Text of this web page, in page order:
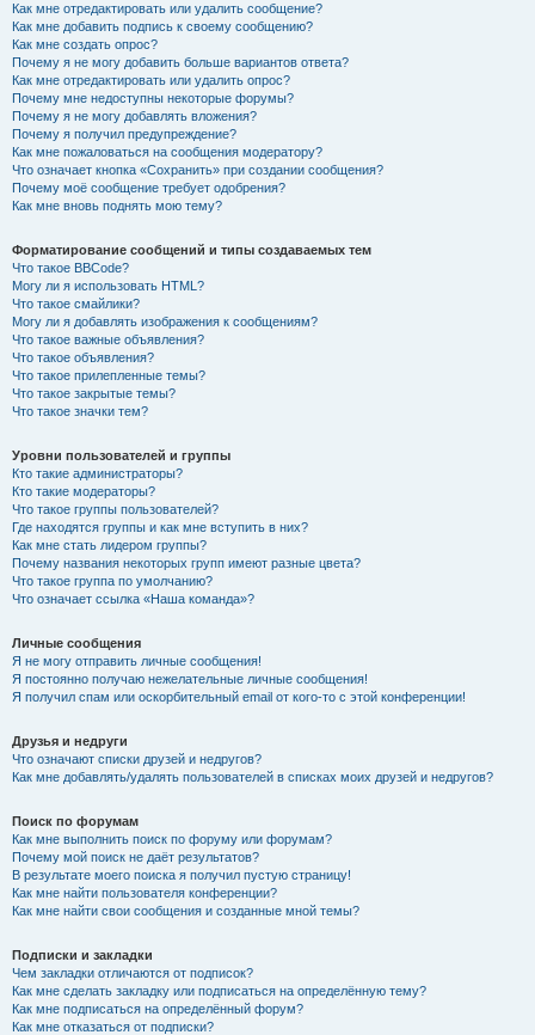
Как мне отредактировать или удалить сообщение?
Как мне добавить подпись к своему сообщению?
Как мне создать опрос?
Почему я не могу добавить больше вариантов ответа?
Как мне отредактировать или удалить опрос?
Почему мне недоступны некоторые форумы?
Почему я не могу добавлять вложения?
Почему я получил предупреждение?
Как мне пожаловаться на сообщения модератору?
Что означает кнопка «Сохранить» при создании сообщения?
Почему моё сообщение требует одобрения?
Как мне вновь поднять мою тему?
Форматирование сообщений и типы создаваемых тем
Что такое BBCode?
Могу ли я использовать HTML?
Что такое смайлики?
Могу ли я добавлять изображения к сообщениям?
Что такое важные объявления?
Что такое объявления?
Что такое прилепленные темы?
Что такое закрытые темы?
Что такое значки тем?
Уровни пользователей и группы
Кто такие администраторы?
Кто такие модераторы?
Что такое группы пользователей?
Где находятся группы и как мне вступить в них?
Как мне стать лидером группы?
Почему названия некоторых групп имеют разные цвета?
Что такое группа по умолчанию?
Что означает ссылка «Наша команда»?
Личные сообщения
Я не могу отправить личные сообщения!
Я постоянно получаю нежелательные личные сообщения!
Я получил спам или оскорбительный email от кого-то с этой конференции!
Друзья и недруги
Что означают списки друзей и недругов?
Как мне добавлять/удалять пользователей в списках моих друзей и недругов?
Поиск по форумам
Как мне выполнить поиск по форуму или форумам?
Почему мой поиск не даёт результатов?
В результате моего поиска я получил пустую страницу!
Как мне найти пользователя конференции?
Как мне найти свои сообщения и созданные мной темы?
Подписки и закладки
Чем закладки отличаются от подписок?
Как мне сделать закладку или подписаться на определённую тему?
Как мне подписаться на определённый форум?
Как мне отказаться от подписки?